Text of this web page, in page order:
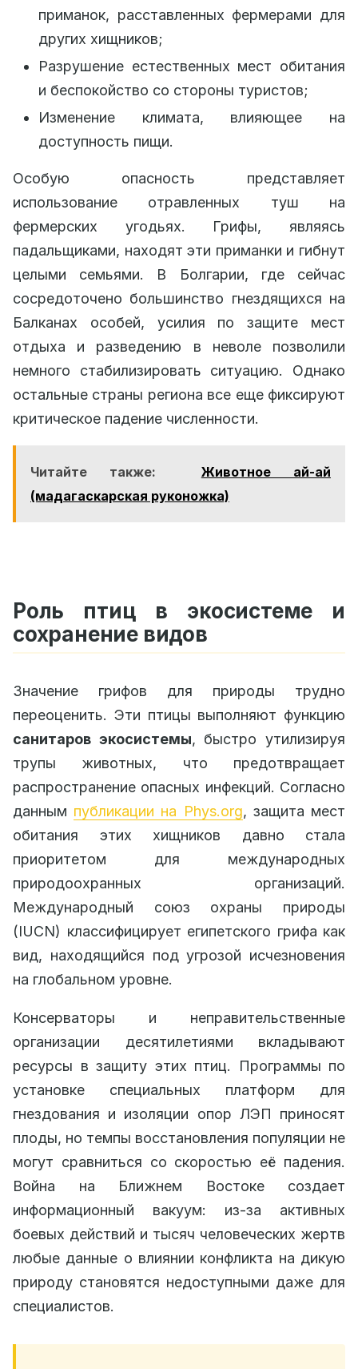
приманок, расставленных фермерами для
других хищников;
Разрушение естественных мест обитания
и беспокойство со стороны туристов;
Изменение климата, влияющее на
доступность пищи.
Особую опасность представляет
использование отравленных туш на
фермерских угодьях. Грифы, являясь
падальщиками, находят эти приманки и гибнут
целыми семьями. В Болгарии, где сейчас
сосредоточено большинство гнездящихся на
Балканах особей, усилия по защите мест
отдыха и разведению в неволе позволили
немного стабилизировать ситуацию. Однако
остальные страны региона все еще фиксируют
критическое падение численности.
Читайте также:
Животное ай-ай
(мадагаскарская руконожка)
Роль птиц в экосистеме и
сохранение видов
Значение грифов для природы трудно
переоценить. Эти птицы выполняют функцию
санитаров экосистемы, быстро утилизируя
трупы животных, что предотвращает
распространение опасных инфекций. Согласно
данным публикации на Phys.org, защита мест
обитания этих хищников давно стала
приоритетом для международных
природоохранных организаций.
Международный союз охраны природы
(IUCN) классифицирует египетского грифа как
вид, находящийся под угрозой исчезновения
на глобальном уровне.
Консерваторы и неправительственные
организации десятилетиями вкладывают
ресурсы в защиту этих птиц. Программы по
установке специальных платформ для
гнездования и изоляции опор ЛЭП приносят
плоды, но темпы восстановления популяции не
могут сравниться со скоростью её падения.
Война на Ближнем Востоке создает
информационный вакуум: из-за активных
боевых действий и тысяч человеческих жертв
любые данные о влиянии конфликта на дикую
природу становятся недоступными даже для
специалистов.